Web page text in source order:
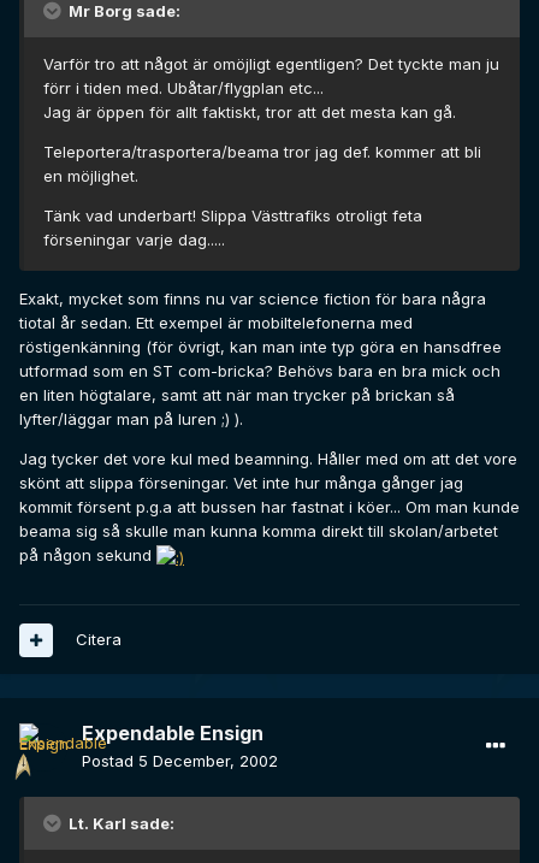
Mr Borg sade:
Varför tro att något är omöjligt egentligen? Det tyckte man ju
förr i tiden med. Ubåtar/flygplan etc...
Jag är öppen för allt faktiskt, tror att det mesta kan gå.
Teleportera/trasportera/beama tror jag def. kommer att bli
en möjlighet.
Tänk vad underbart! Slippa Västtrafiks otroligt feta
förseningar varje dag.....
Exakt, mycket som finns nu var science fiction för bara några
tiotal år sedan. Ett exempel är mobiltelefonerna med
röstigenkänning (för övrigt, kan man inte typ göra en hansdfree
utformad som en ST com-bricka? Behövs bara en bra mick och
en liten högtalare, samt att när man trycker på brickan så
lyfter/läggar man på luren ;) ).
Jag tycker det vore kul med beamning. Håller med om att det vore
skönt att slippa förseningar. Vet inte hur många gånger jag
kommit försent p.g.a att bussen har fastnat i köer... Om man kunde
beama sig så skulle man kunna komma direkt till skolan/arbetet
på någon sekund
Citera
Expendable Ensign
Postad 5 December, 2002
Lt. Karl sade: